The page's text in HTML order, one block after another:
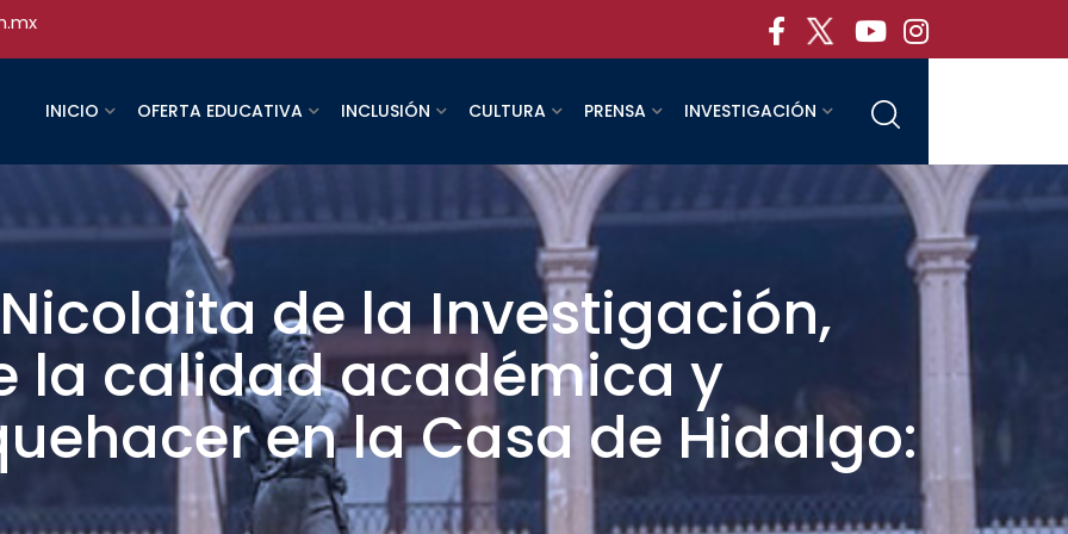
INICIO OFERTA EDUCATIVA INCLUSIÓN CULTURA PRENSA INVESTIGACIÓN
de la Investigación,
la calidad académica y
en la Casa de Hidalgo: